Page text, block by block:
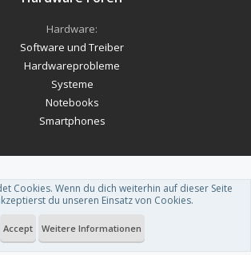
Hardware:
Software und Treiber
Hardwareprobleme
Systeme
Notebooks
Smartphones
by XenForo™-Deutsch von xenDach
designed by ThemeHouse.
Cookies. Wenn du dich weiterhin auf dieser Seite
du unseren Einsatz von Cookies.
Accept Weitere Informationen